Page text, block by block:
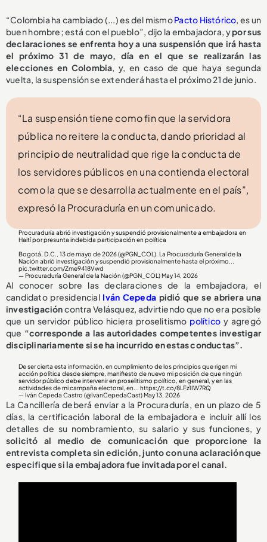
“Colombia ha cambiado (...) es del mismoPacto Histórico, es un
buen hombre; está con el pueblo”, dijo la embajadora, ypor sus
declaraciones se enfrenta hoy a una suspensión que irá hasta
el próximo 31 de mayo, día en el que se realizarán las
elecciones en Colombia, y, en caso de que haya segunda
vuelta, la suspensión se extenderá hasta el próximo 21 de junio.
“La suspensión tiene como fin que la servidora
pública no reitere la conducta, dando prioridad al
principio de neutralidad que rige la conducta de
los servidores públicos en una contienda electoral
como la que se desarrolla actualmente en el país”,
expresó la Procuraduría en un comunicado.
Procuraduría abrió investigación y suspendió provisionalmente a embajadora en
Haití por presunta indebida participación en política
Bogotá, D.C., 13 de mayo de 2026 (@PGN_COL). La Procuraduría General de la
Nación abrió investigación y suspendió provisionalmente hasta el próximo...
pic.twitter.com/Zme9418Vwd
— Procuraduría General de la Nación (@PGN_COL) May 14, 2026
Al conocer sobre las declaraciones de la embajadora, el
candidato presidencial Iván Cepeda pidió que se abriera una
investigacióncontra Velásquez, advirtiendo que no era posible
que un servidor público hiciera proselitismo político y agregó
que “corresponde a las autoridades competentes investigar
disciplinariamente si se ha incurrido en estas conductas”.
De ser cierta esta información, en cumplimiento de los principios que rigen mi
acción política desde siempre, manifiesto de nuevo mi posición de que ningún
servidor público debe intervenir en proselitismo político, en general, y en las
actividades de mi campaña electoral, en...https://t.co/8LFz1IW7RQ
— Iván Cepeda Castro (@IvanCepedaCast) May 13, 2026
La Cancillería deberá enviar a la Procuraduría, en un plazo de 5
días, la certificación laboral de la embajadora e incluir allí los
detalles de su nombramiento, su salario y sus funciones, y
solicitó al medio de comunicación que proporcione la
entrevista completa sin edición, junto con una aclaración que
especifique si la embajadora fue invitada por el canal.